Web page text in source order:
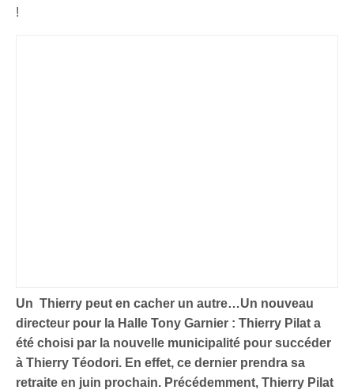
!
Un Thierry peut en cacher un autre…Un nouveau
directeur pour la Halle Tony Garnier : Thierry Pilat a
été choisi par la nouvelle municipalité pour succéder
à Thierry Téodori. En effet, ce dernier prendra sa
retraite en juin prochain. Précédemment, Thierry Pilat